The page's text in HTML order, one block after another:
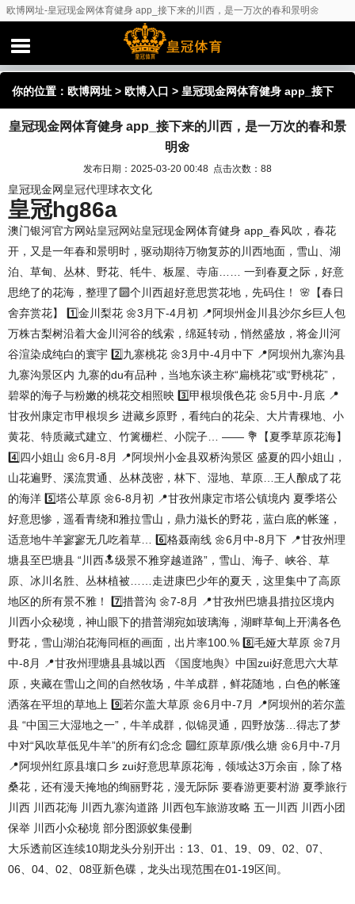
欧博网址-皇冠现金网体育健身 app_接下来的川西，是一万次的春和景明🌼
你的位置： 欧博网址 > 欧博入口 > 皇冠现金网体育健身 app_接下
来的川西，是一万次的春和景明🌼
皇冠现金网体育健身 app_接下来的川西，是一万次的春和景
明🌼
发布日期：2025-03-20 00:48 点击次数：88
皇冠现金网皇冠代理球衣文化
皇冠hg86a
澳门银河官方网站皇冠网站皇冠现金网体育健身 app_春风吹，春花
开，又是一年春和景明时，驱动期待万物复苏的川西地面，雪山、湖
泊、草甸、丛林、野花、牦牛、板屋、寺庙…… 一到春夏之际，好意
思绝了的花海，整理了🔟个川西超好意思赏花地，先码住！ 🌸【春日
舍弃赏花】 1️⃣金川梨花 🌼3月下-4月初 📍阿坝州金川县沙尔乡巨人包
万株古梨树沿着大金川河谷的线索，绵延转动，悄然盛放，将金川河
谷渲染成纯白的寰宇 2️⃣九寨桃花 🌼3月中-4月中下 📍阿坝州九寨沟县
九寨沟景区内 九寨的du有品种，当地东谈主称“扁桃花”或“野桃花”，
碧翠的海子与粉嫩的桃花交相照映 3️⃣甲根坝俄色花 🌼5月中-月底 📍
甘孜州康定市甲根坝乡 进藏乡原野，看纯白的花朵、大片青稞地、小
黄花、特质藏式建立、竹篱栅栏、小院子… —— 💐【夏季草原花海】
4️⃣四小姐山 🌼6月-8月 📍阿坝州小金县双桥沟景区 盛夏的四小姐山，
山花遍野、溪流贯通、丛林茂密，林下、湿地、草原…王人酿成了花
的海洋 5️⃣塔公草原 🌼6-8月初 📍甘孜州康定市塔公镇境内 夏季塔公
好意思惨，遥看青绕和雅拉雪山，鼎力滋长的野花，蓝白底的帐篷，
适意地牛羊寥寥无几吃着草… 6️⃣格聂南线 🌼6月中-8月下 📍甘孜州理
塘县至巴塘县 “川西🔝级景不雅穿越道路”，雪山、海子、峡谷、草
原、冰川名胜、丛林植被……走进康巴少年的夏天，这里集中了高原
地区的所有景不雅！ 7️⃣措普沟 🌼7-8月 📍甘孜州巴塘县措拉区境内
川西小众秘境，神山眼下的措普湖宛如玻璃海，湖畔草甸上开满各色
野花，雪山湖泊花海同框的画面，出片率100.% 8️⃣毛娅大草原 🌼7月
中-8月 📍甘孜州理塘县县城以西 《国度地舆》中国zui好意思六大草
原，夹藏在雪山之间的自然牧场，牛羊成群，鲜花随地，白色的帐篷
洒落在平坦的草地上 9️⃣若尔盖大草原 🌼6月中-7月 📍阿坝州的若尔盖
县 “中国三大湿地之一”，牛羊成群，似锦灵通，四野放荡…得志了梦
中对“风吹草低见牛羊”的所有幻念念 🔟红原草原/俄么塘 🌼6月中-7月
📍阿坝州红原县壤口乡 zui好意思草原花海，领域达3万余亩，除了格
桑花，还有漫天掩地的绚丽野花，漫无际际 要春游更要村游 夏季旅行
川西 川西花海 川西九寨沟道路 川西包车旅游攻略 五一川西 川西小团
保举 川西小众秘境 部分图源蚁集侵删
大乐透前区连续10期龙头分别开出：13、01、19、09、02、07、
06、04、02、08亚新色碟，龙头出现范围在01-19区间。